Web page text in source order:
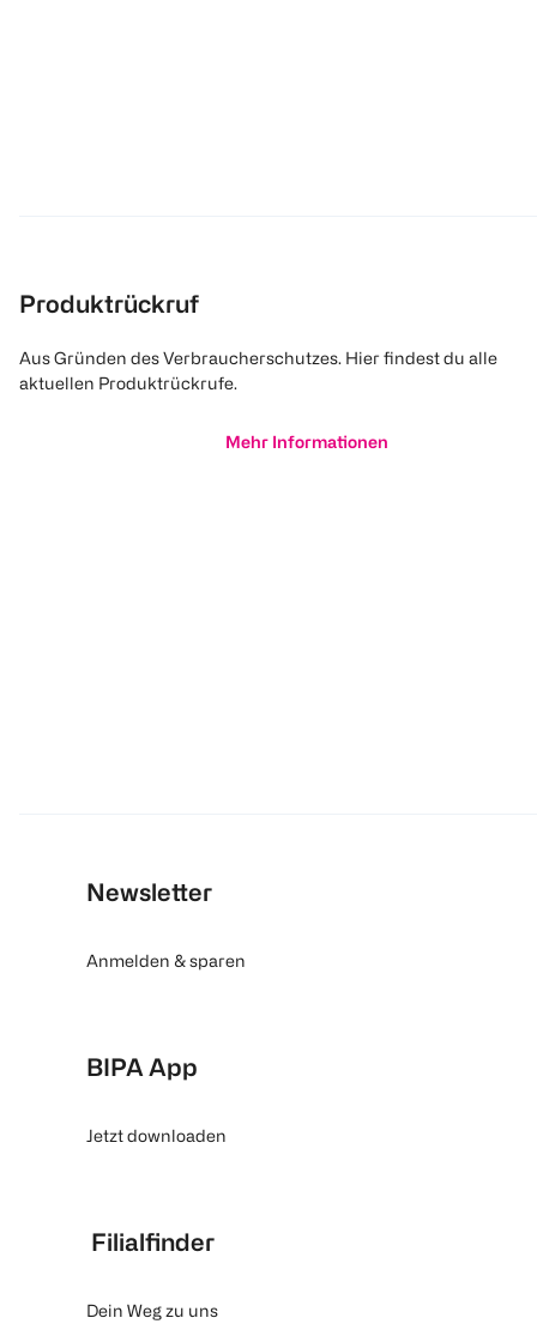
Produktrückruf
Aus Gründen des Verbraucherschutzes. Hier findest du alle
aktuellen Produktrückrufe.
Mehr Informationen
Newsletter
Anmelden & sparen
BIPA App
Jetzt downloaden
Filialfinder
Dein Weg zu uns